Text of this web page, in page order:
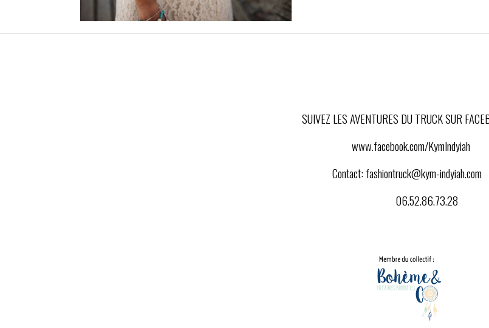
SUIVEZ LES AVENTURES DU TRUCK SUR
www.facebook.com/KymIndyiah
Contact:fashiontruck@kym-indyiah.com
06.52.86.73.28